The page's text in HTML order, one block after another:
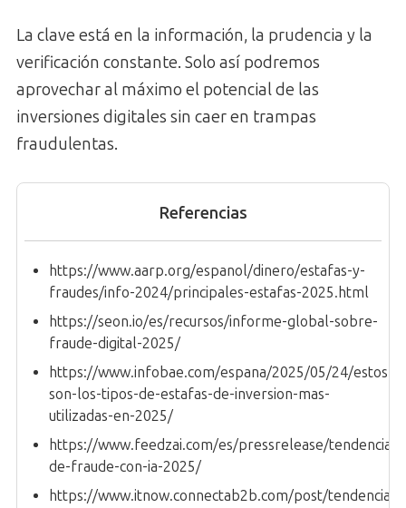
La clave está en la información, la prudencia y la
verificación constante. Solo así podremos
aprovechar al máximo el potencial de las
inversiones digitales sin caer en trampas
fraudulentas.
Referencias
https://www.aarp.org/espanol/dinero/estafas-y-
fraudes/info-2024/principales-estafas-2025.html
https://seon.io/es/recursos/informe-global-sobre-
fraude-digital-2025/
https://www.infobae.com/espana/2025/05/24/estos-
son-los-tipos-de-estafas-de-inversion-mas-
utilizadas-en-2025/
https://www.feedzai.com/es/pressrelease/tendencias-
de-fraude-con-ia-2025/
https://www.itnow.connectab2b.com/post/tendencias-